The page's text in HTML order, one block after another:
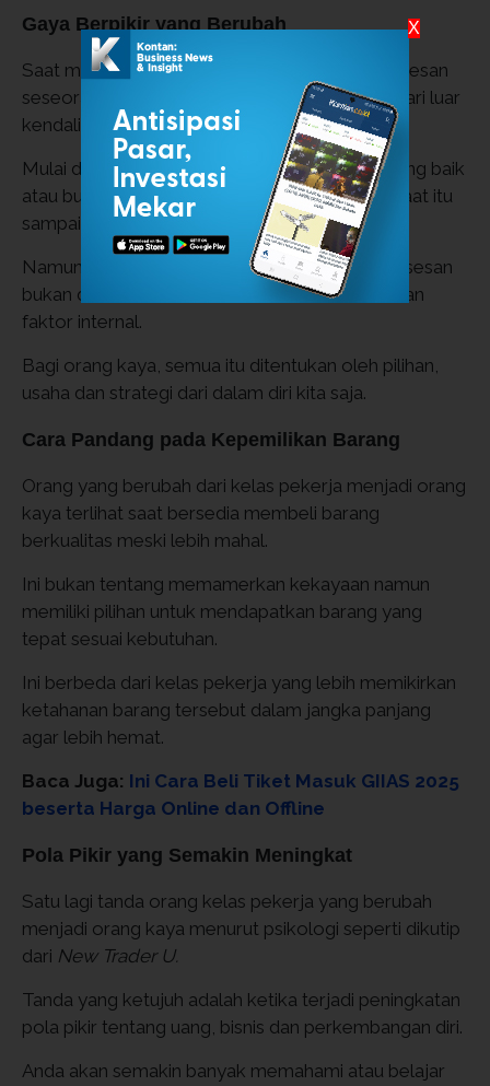
Gaya Berpikir yang Berubah
Saat masih menjadi level kelas pekerja, kesuksesan
seseorang sering ditentukan oleh banyak hal dari luar
kendali dirinya.
Mulai dari keuntungan mendapatkan atasan yang baik
atau buruk, keberuntungan, kondisi ekonomi saat itu
sampai good timing.
Namun orang kaya akan berpikir bahwa kesuksesan
bukan ditentukan dari faktor eksternal melainkan
faktor internal.
Bagi orang kaya, semua itu ditentukan oleh pilihan,
usaha dan strategi dari dalam diri kita saja.
Cara Pandang pada Kepemilikan Barang
Orang yang berubah dari kelas pekerja menjadi orang
kaya terlihat saat bersedia membeli barang
berkualitas meski lebih mahal.
Ini bukan tentang memamerkan kekayaan namun
memiliki pilihan untuk mendapatkan barang yang
tepat sesuai kebutuhan.
Ini berbeda dari kelas pekerja yang lebih memikirkan
ketahanan barang tersebut dalam jangka panjang
agar lebih hemat.
Baca Juga: Ini Cara Beli Tiket Masuk GIIAS 2025
beserta Harga Online dan Offline
Pola Pikir yang Semakin Meningkat
Satu lagi tanda orang kelas pekerja yang berubah
menjadi orang kaya menurut psikologi seperti dikutip
dari New Trader U.
Tanda yang ketujuh adalah ketika terjadi peningkatan
pola pikir tentang uang, bisnis dan perkembangan diri.
Anda akan semakin banyak memahami atau belajar
X